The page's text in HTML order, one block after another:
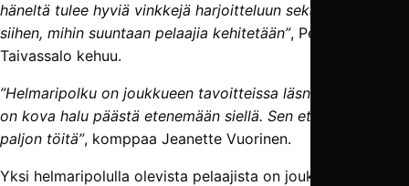
häneltä tulee hyviä vinkkejä harjoitteluun sekä näkemystä
siihen, mihin suuntaan pelaajia kehitetään”, Pertti
Taivassalo kehuu.
”Helmaripolku on joukkueen tavoitteissa läsnä, ja pelaajilla
on kova halu päästä etenemään siellä. Sen eteen tehdään
paljon töitä”, komppaa Jeanette Vuorinen.
Yksi helmaripolulla olevista pelaajista on joukkueen